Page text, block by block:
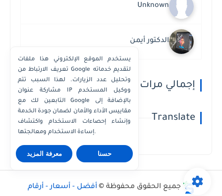
Unknown
الدكتور أيمن
إجمالي مرات مشاهدة الصفحة
Translate
جميع الحقوق محفوظة © أفضل - أسعار - أرقام
يستخدم الموقع الإلكتروني هذا ملفات
تعريف الارتباط من Google لتقديم خدماته
وتحليل عدد الزيارات. لهذا السبب تتم
مشاركة عنوان IP ووكيل المستخدم
التابعين لك مع Google بالإضافة إلى
مقاييس الأداء والأمان لضمان جودة الخدمة
وإنشاء إحصاءات الاستخدام واكتشاف
إساءة الاستخدام ومعالجتها.
معرفة المزيد حسنا